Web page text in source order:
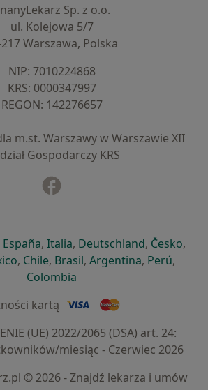
Sp. z o.o.
ul. Kolejowa 5/7
Warszawa, Polska
NIP: ⁠7010224868
KRS: ⁠0000347997
REGON: ⁠142276657
m.st. Warszawy w Warszawie XII
Gospodarczy KRS
w nowej karcie
się w nowej karcie
Españaotwiera się w nowej karcie
, Italiaotwiera się w nowej
, Deutschlandotwiera się
, Česko,
się w nowej karcie
otwiera się w nowej karcie
, Chileotwiera się w nowej karcie
, Brasilotwiera się w nowej
, Argentinaotwiera się
, Perú,
Colombia
kartą
(UE) 2022/2065 (DSA) art. 24:
miesiąc - Czerwiec 2026
© 2026 - Znajdź lekarza i umów